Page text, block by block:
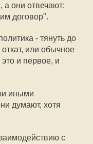
а они отвечают:
договор".
- тянуть до
или обычное
и первое, и
иными
думают, хотя
с